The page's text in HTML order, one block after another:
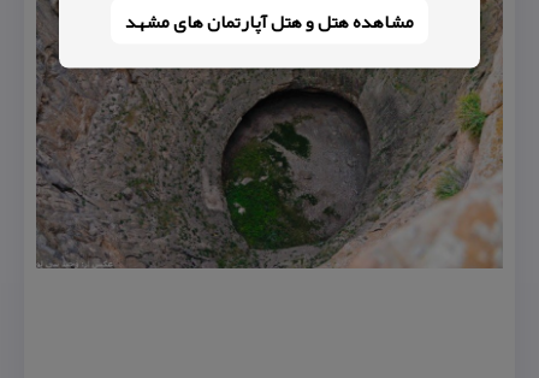
مشاهده هتل و هتل‌ آپارتمان های مشهد